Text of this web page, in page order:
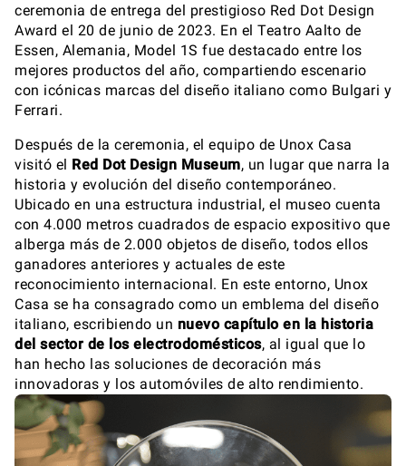
ceremonia de entrega del prestigioso Red Dot Design
Award el 20 de junio de 2023. En el Teatro Aalto de
Essen, Alemania, Model 1S fue destacado entre los
mejores productos del año, compartiendo escenario
con icónicas marcas del diseño italiano como Bulgari y
Ferrari.
Después de la ceremonia, el equipo de Unox Casa
visitó el Red Dot Design Museum, un lugar que narra la
historia y evolución del diseño contemporáneo.
Ubicado en una estructura industrial, el museo cuenta
con 4.000 metros cuadrados de espacio expositivo que
alberga más de 2.000 objetos de diseño, todos ellos
ganadores anteriores y actuales de este
reconocimiento internacional. En este entorno, Unox
Casa se ha consagrado como un emblema del diseño
italiano, escribiendo un nuevo capítulo en la historia
del sector de los electrodomésticos, al igual que lo
han hecho las soluciones de decoración más
innovadoras y los automóviles de alto rendimiento.